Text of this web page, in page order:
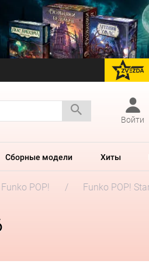
Войти
Сборные модели Хиты
POP!
Funko POP!